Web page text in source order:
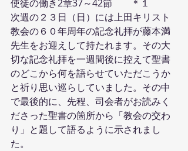
使徒の働き2章37～42節　　＊１
次週の２３日（日）には上田キリスト
教会の６０年周年の記念礼拝が藤本満
先生をお迎えして持たれます。その大
切な記念礼拝を一週間後に控えて聖書
のどこから何を語らせていただこうか
と祈り思い巡らしていました。その中
で最後的に、先程、司会者がお読みく
ださった聖書の箇所から「教会の交わ
り」と題して語るように示されまし
た。